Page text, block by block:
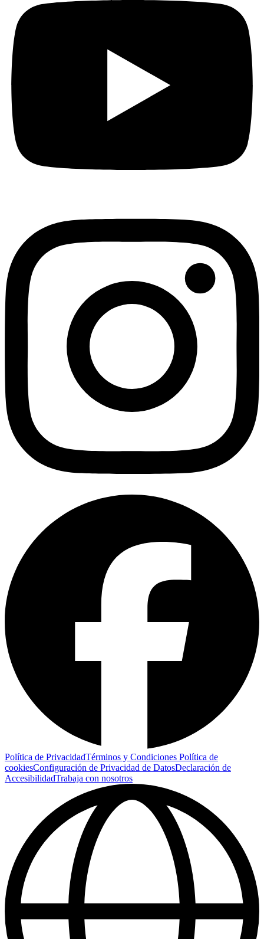
Política de PrivacidadTérminos y Condiciones Política de
cookiesConfiguración de Privacidad de DatosDeclaración de
AccesibilidadTrabaja con nosotros